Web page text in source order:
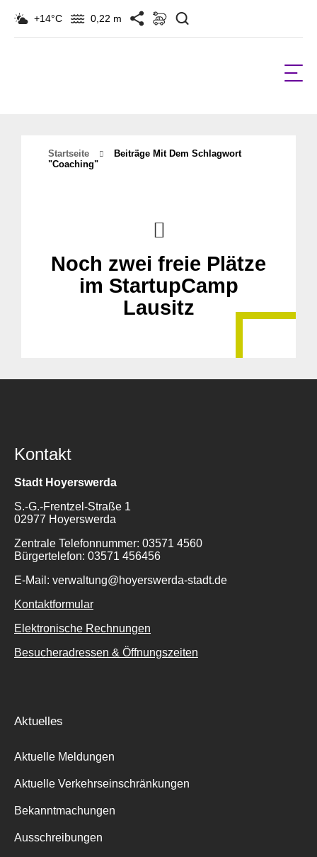
+14°C 0,22 m
Startseite
Beiträge Mit Dem Schlagwort
"Coaching"
Noch zwei freie Plätze
im StartupCamp
Lausitz
Kontakt
Stadt Hoyerswerda
S.-G.-Frentzel-Straße 1
02977 Hoyerswerda
Zentrale Telefonnummer: 03571 4560
Bürgertelefon: 03571 456456
E-Mail: verwaltung@hoyerswerda-stadt.de
Kontaktformular
Elektronische Rechnungen
Besucheradressen & Öffnungszeiten
Aktuelles
Aktuelle Meldungen
Aktuelle Verkehrseinschränkungen
Bekanntmachungen
Ausschreibungen